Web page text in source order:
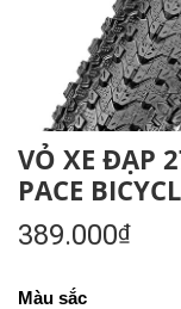
VỎ XE ĐẠP
PACE
389.000₫
Màu sắc